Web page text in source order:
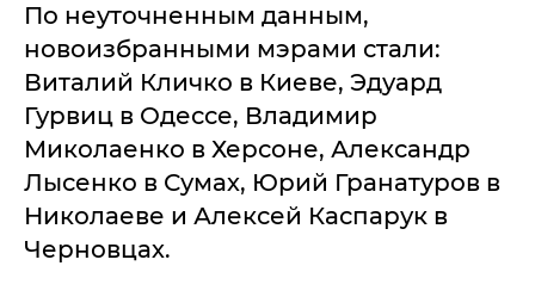
По неуточненным данным,
новоизбранными мэрами стали:
Виталий Кличко в Киеве, Эдуард
Гурвиц в Одессе, Владимир
Миколаенко в Херсоне, Александр
Лысенко в Сумах, Юрий Гранатуров в
Николаеве и Алексей Каспарук в
Черновцах.